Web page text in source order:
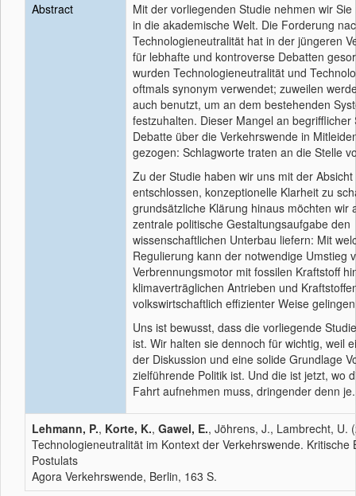
Abstract
Mit der vorliegenden Studie nehmen wir
in die akademische Welt. Die Forderung
Technologieneutralität hat in der jüngeren
für lebhafte und kontroverse Debatten
wurden Technologieneutralität und
oftmals synonym verwendet; zuweilen
auch benutzt, um an dem bestehenden
festzuhalten. Dieser Mangel an begrifflicher
Debatte über die Verkehrswende in
gezogen: Schlagworte traten an die Stelle
Zu der Studie haben wir uns mit der Absicht
entschlossen, konzeptionelle Klarheit zu
grundsätzliche Klärung hinaus möchten wir
zentrale politische Gestaltungsaufgabe den
wissenschaftlichen Unterbau liefern: Mit
Regulierung kann der notwendige Umstieg
Verbrennungsmotor mit fossilen Kraftstoff
klimaverträglichen Antrieben und
volkswirtschaftlich effizienter Weise
Uns ist bewusst, dass die vorliegende
ist. Wir halten sie dennoch für wichtig, weil
der Diskussion und eine solide Grundlage
zielführende Politik ist. Und die ist jetzt, wo
Fahrt aufnehmen muss, dringender denn je.
Lehmann, P., Korte, K., Gawel, E., Jöhrens, J., Lambrecht, U.
Technologieneutralität im Kontext der Verkehrswende. Kritische
Postulats
Agora Verkehrswende, Berlin, 163 S.